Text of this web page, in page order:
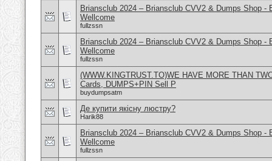
Briansclub 2024 – Briansclub CVV2 & Dumps Shop -
Wellcome
fullzssn
Briansclub 2024 – Briansclub CVV2 & Dumps Shop -
Wellcome
fullzssn
(WWW.KINGTRUST.TO)WE HAVE MORE THAN
Cards, DUMPS+PIN Sell P
buydumpsatm
Де купити якісну люстру?
Harik88
Briansclub 2024 – Briansclub CVV2 & Dumps Shop -
Wellcome
fullzssn